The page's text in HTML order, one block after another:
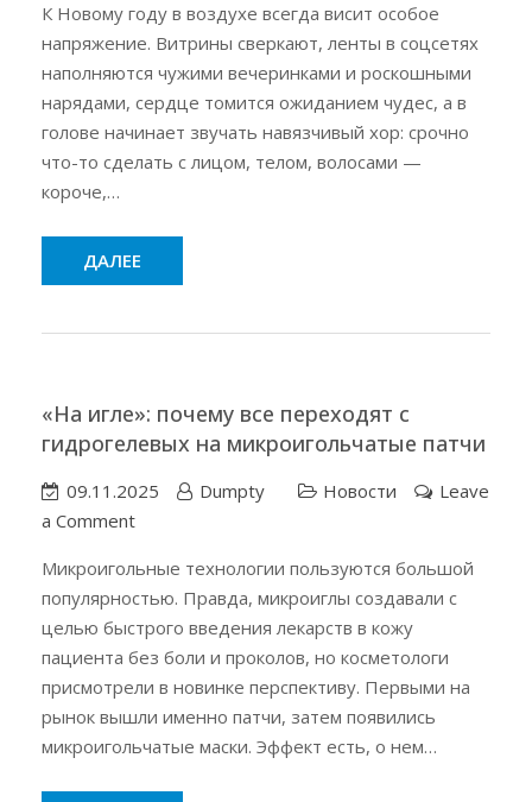
запретом:
косметические
процедуры,
которые
нельзя
делать
Новым
годом
К Новому году в воздухе всегда висит особое
напряжение. Витрины сверкают, ленты в соцсетях
наполняются чужими вечеринками и роскошными
нарядами, сердце томится ожиданием чудес, а в
голове начинает звучать навязчивый хор: срочно
что-то сделать с лицом, телом, волосами —
короче,…
ДАЛЕЕ
«На игле»: почему все переходят с
гидрогелевых на микроигольчатые патчи
09.11.2025 Dumpty Новости
Leave
a Commenton
игле»:
почему
все
переходят
с
гидрогелевых
на
микроигольчатые
Микроигольные технологии пользуются большой
популярностью. Правда, микроиглы создавали с
целью быстрого введения лекарств в кожу
пациента без боли и проколов, но косметологи
присмотрели в новинке перспективу. Первыми на
рынок вышли именно патчи, затем появились
микроигольчатые маски. Эффект есть, о нем…